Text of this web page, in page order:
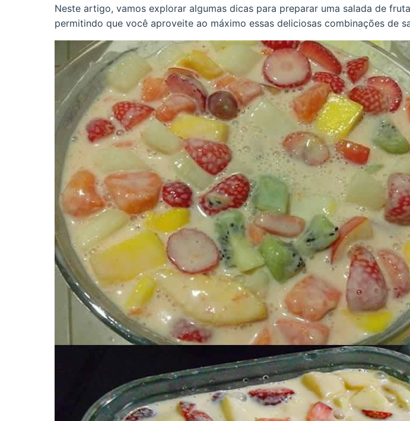
Neste artigo, vamos explorar algumas dicas para preparar uma salada de
permitindo que você aproveite ao máximo essas deliciosas combinações de